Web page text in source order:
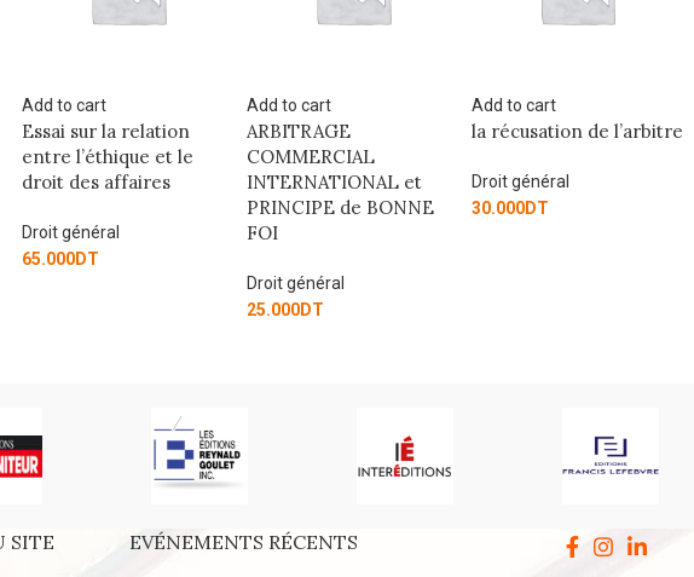
Add to cart
Essai sur la relation
entre l’éthique et le
droit des affaires
Droit général
65.000DT
Add to cart
ARBITRAGE
COMMERCIAL
INTERNATIONAL et
PRINCIPE de BONNE
FOI
Droit général
25.000DT
Add to cart
la récusation de l’arbitre
Droit général
30.000DT
SITE EVÉNEMENTS RÉCENTS